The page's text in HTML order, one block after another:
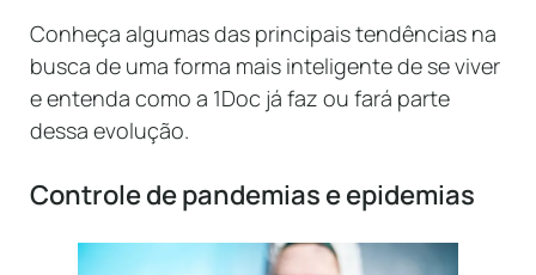
Conheça algumas das principais tendências na
busca de uma forma mais inteligente de se viver
e entenda como a 1Doc já faz ou fará parte
dessa evolução.
Controle de pandemias e epidemias